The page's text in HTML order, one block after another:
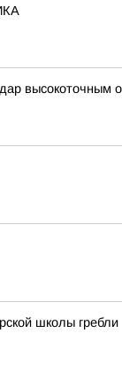
высокоточным
школы гребли